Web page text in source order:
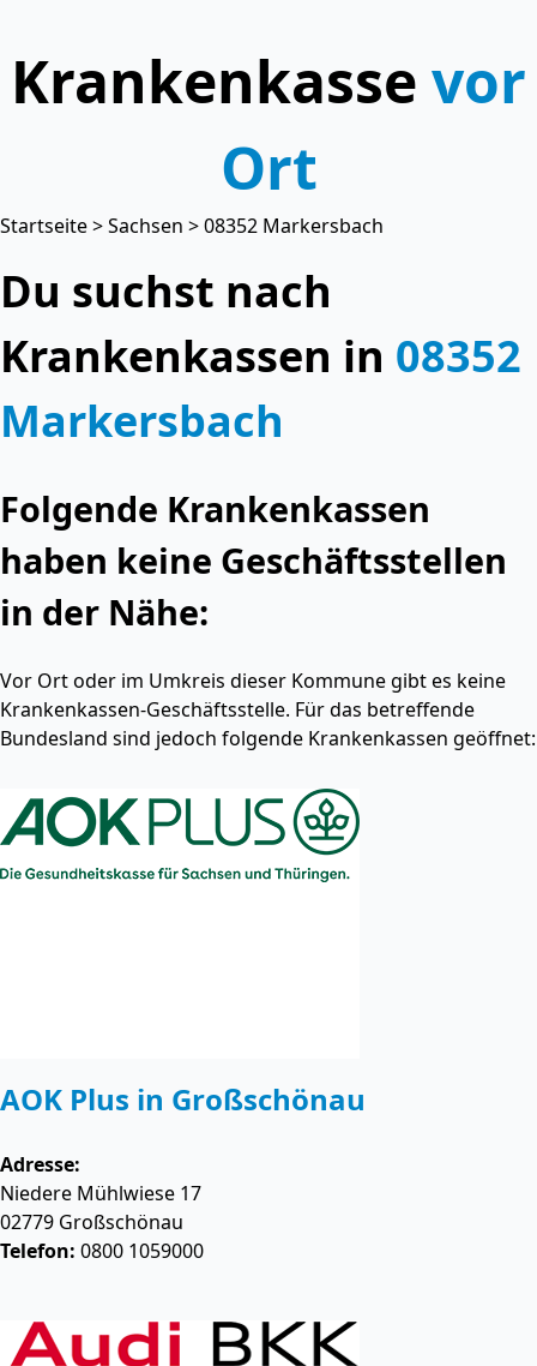
Krankenkasse vor
Ort
Startseite>Sachsen > 08352 Markersbach
Du suchst nach
Krankenkassen in 08352
Markersbach
Folgende Krankenkassen
haben keine Geschäftsstellen
in der Nähe:
Vor Ort oder im Umkreis dieser Kommune gibt es keine
Krankenkassen-Geschäftsstelle. Für das betreffende
Bundesland sind jedoch folgende Krankenkassen geöffnet:
AOK Plus in Großschönau
Adresse:
Niedere Mühlwiese 17
02779 Großschönau
Telefon: 0800 1059000